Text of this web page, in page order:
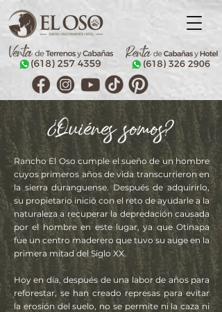
Rancho El Oso cumple el sueño de un hombre
cuyos primeros años de vidatranscurrieron en
la sierra duranguense. Después de adquirirlo,
su propietario inició con el reto de ayudarle a la
naturaleza a recuperar la depredación causada
por el hombre en este lugar, ya que Otinapa
fue un centro maderero que tuvo su auge en la
primera mitad del Siglo XX.
Hoy en día, después de una labor de años para
reforestar, se han creado represas para evitar
la erosión del suelo, no se permite ni la caza ni